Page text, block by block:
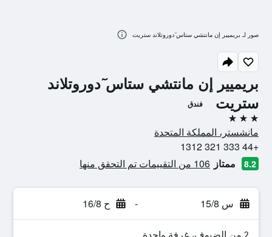
بريميير إن مانتشي ستاس ٓدوروتلاند
ستريت
فندق
3 نجوم
مانشستر، المملكة المتحدة
+44 333 321 1312
8.2 ممتاز 106 من التقييمات تم التحقق منها
س 15/8 - ح 16/8
صور لـ بريميير إن مانتشي ستاس ٓدوروتلاند ستريت